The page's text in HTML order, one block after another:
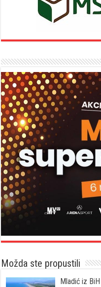
Možda ste propustili
Mladić iz